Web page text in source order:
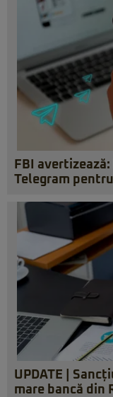
FBI
Telegram
UPDATE |
mare bancă din